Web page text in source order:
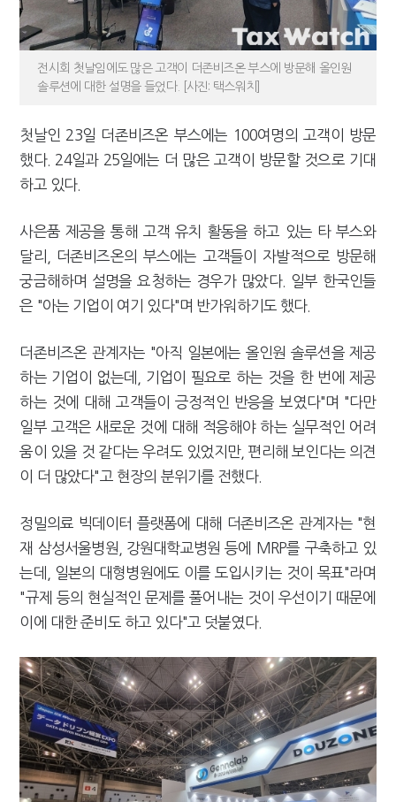
전시회 첫날임에도 많은 고객이 더존비즈온 부스에 방문해 올인원
솔루션에 대한 설명을 들었다. [사진: 택스워치]
첫날인 23일 더존비즈온 부스에는 100여명의 고객이 방문
했다. 24일과 25일에는 더 많은 고객이 방문할 것으로 기대
하고 있다.
사은품 제공을 통해 고객 유치 활동을 하고 있는 타 부스와
달리, 더존비즈온의 부스에는 고객들이 자발적으로 방문해
궁금해하며 설명을 요청하는 경우가 많았다. 일부 한국인들
은 "아는 기업이 여기 있다"며 반가워하기도 했다.
더존비즈온 관계자는 "아직 일본에는 올인원 솔루션을 제공
하는 기업이 없는데, 기업이 필요로 하는 것을 한 번에 제공
하는 것에 대해 고객들이 긍정적인 반응을 보였다"며 "다만
일부 고객은 새로운 것에 대해 적응해야 하는 실무적인 어려
움이 있을 것 같다는 우려도 있었지만, 편리해 보인다는 의견
이 더 많았다"고 현장의 분위기를 전했다.
정밀의료 빅데이터 플랫폼에 대해 더존비즈온 관계자는 "현
재 삼성서울병원, 강원대학교병원 등에 MRP를 구축하고 있
는데, 일본의 대형병원에도 이를 도입시키는 것이 목표"라며
"규제 등의 현실적인 문제를 풀어내는 것이 우선이기 때문에
이에 대한 준비도 하고 있다"고 덧붙였다.